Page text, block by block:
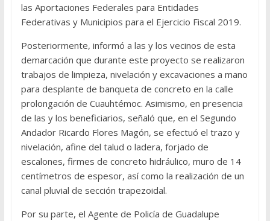
las Aportaciones Federales para Entidades
Federativas y Municipios para el Ejercicio Fiscal 2019.
Posteriormente, informó a las y los vecinos de esta
demarcación que durante este proyecto se realizaron
trabajos de limpieza, nivelación y excavaciones a mano
para desplante de banqueta de concreto en la calle
prolongación de Cuauhtémoc. Asimismo, en presencia
de las y los beneficiarios, señaló que, en el Segundo
Andador Ricardo Flores Magón, se efectuó el trazo y
nivelación, afine del talud o ladera, forjado de
escalones, firmes de concreto hidráulico, muro de 14
centímetros de espesor, así como la realización de un
canal pluvial de sección trapezoidal.
Por su parte, el Agente de Policía de Guadalupe